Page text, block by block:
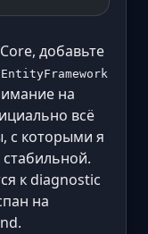
добавьте
на
всё
с которыми я
стабильной.
к diagnostic
на